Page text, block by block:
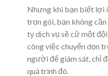
Nhưng khi bạn biết lợi
trọn gói, bạn không
ty dịch vụ sẽ cử một đội
công việc chuyển dọn
người để giám sát, chỉ
quá trình đó.